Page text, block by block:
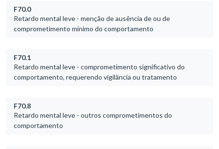
F70.0
Retardo mental leve - menção de ausência de ou de
comprometimento mínimo do comportamento
F70.1
Retardo mental leve - comprometimento significativo do
comportamento, requerendo vigilância ou tratamento
F70.8
Retardo mental leve - outros comprometimentos do
comportamento